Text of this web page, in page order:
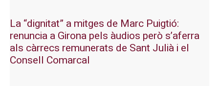
La “dignitat” a mitges de Marc Puigtió:
renuncia a Girona pels àudios però s’aferra
als càrrecs remunerats de Sant Julià i el
Consell Comarcal